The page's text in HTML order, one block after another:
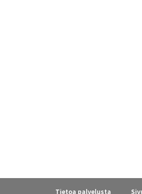
Tietoa palvelusta